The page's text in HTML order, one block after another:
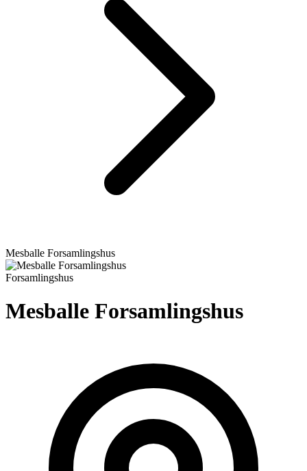
Mesballe Forsamlingshus
Forsamlingshus
Mesballe Forsamlingshus